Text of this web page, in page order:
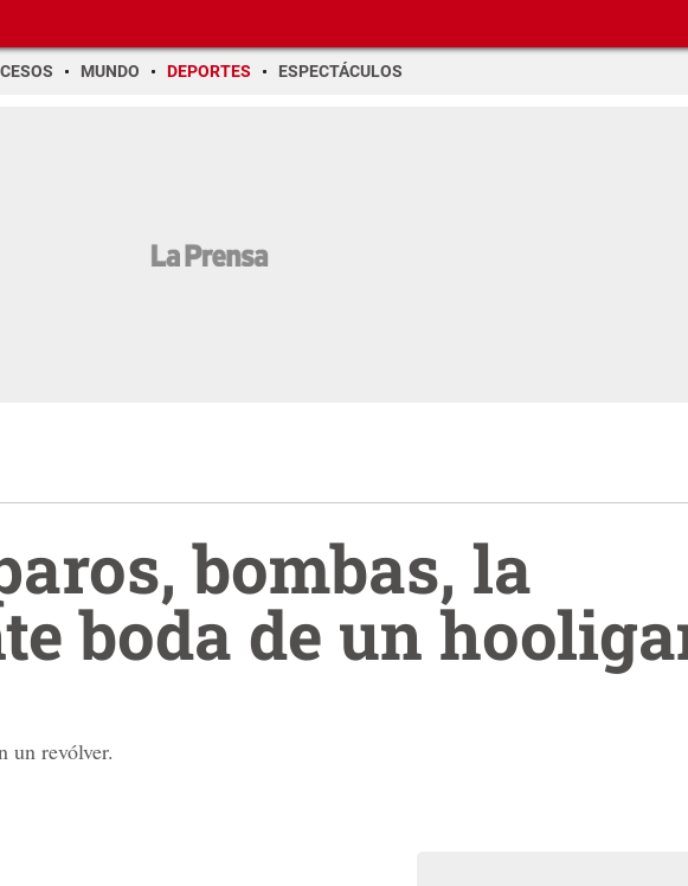
MUNDO DEPORTES ESPECTÁCULOS
bombas, la
boda de un
un revólver.